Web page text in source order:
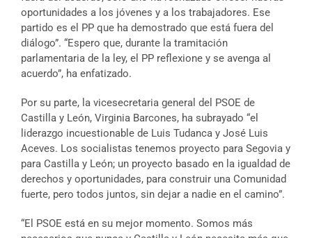
oportunidades a los jóvenes y a los trabajadores. Ese
partido es el PP que ha demostrado que está fuera del
diálogo”. “Espero que, durante la tramitación
parlamentaria de la ley, el PP reflexione y se avenga al
acuerdo”, ha enfatizado.
Por su parte, la vicesecretaria general del PSOE de
Castilla y León, Virginia Barcones, ha subrayado “el
liderazgo incuestionable de Luis Tudanca y José Luis
Aceves. Los socialistas tenemos proyecto para Segovia y
para Castilla y León; un proyecto basado en la igualdad de
derechos y oportunidades, para construir una Comunidad
fuerte, pero todos juntos, sin dejar a nadie en el camino”.
“El PSOE está en su mejor momento. Somos más